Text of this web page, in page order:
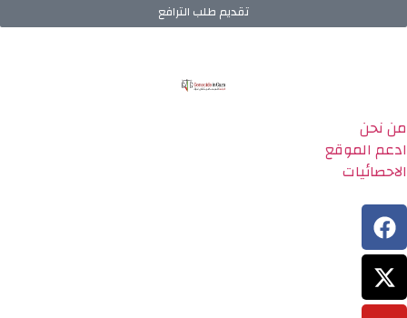
تقديم طلب الترافع
من نحن
ادعم الموقع
الاحصائيات